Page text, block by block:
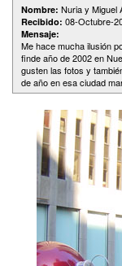
Nombre: Nuria y Miguel
Recibido: 08-Octubre-
Mensaje:
Me hace mucha ilusión
finde año de 2002 en
gusten las fotos y
de año en esa ciudad